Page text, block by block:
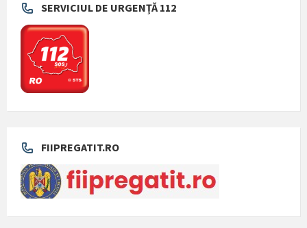
SERVICIUL DE URGENȚĂ 112
FIIPREGATIT.RO